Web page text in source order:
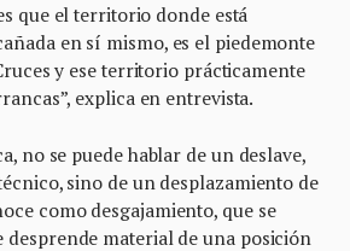
que el territorio donde está
en sí mismo, es el piedemonte
y ese territorio prácticamente
explica en entrevista.
no se puede hablar de un deslave,
sino de un desplazamiento de
como desgajamiento, que se
desprende material de una posición